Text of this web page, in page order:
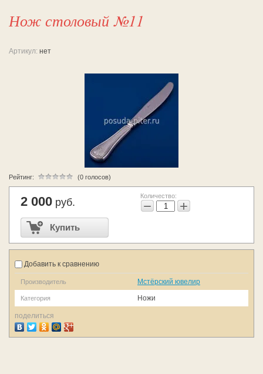
Нож столовый №11
Артикул: нет
Рейтинг: (0 голосов)
2 000 руб.
Количество:
− +
Купить
Добавить к сравнению
Производитель Мстёрский ювелир
Категория Ножи
поделиться